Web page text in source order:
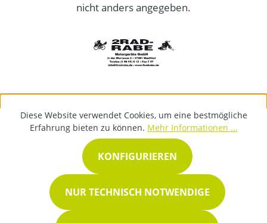
nicht anders angegeben.
Diese Website verwendet Cookies, um eine bestmögliche
Erfahrung bieten zu können. Mehr Informationen ...
NUR TECHNISCH NOTWENDIGE
KONFIGURIEREN